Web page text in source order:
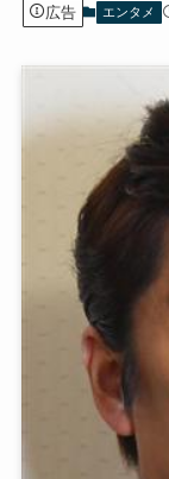
広告 エンタメ